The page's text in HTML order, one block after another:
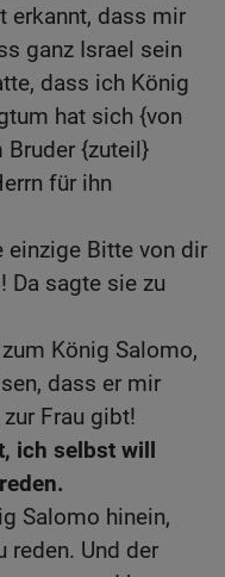
erkannt, dass mir
ganz Israel sein
dass ich König
hat sich {von
{zuteil}
für ihn
einzige Bitte von dir
Da sagte sie zu
König Salomo,
dass er mir
Frau gibt!
ich selbst will
Salomo hinein,
reden. Und der